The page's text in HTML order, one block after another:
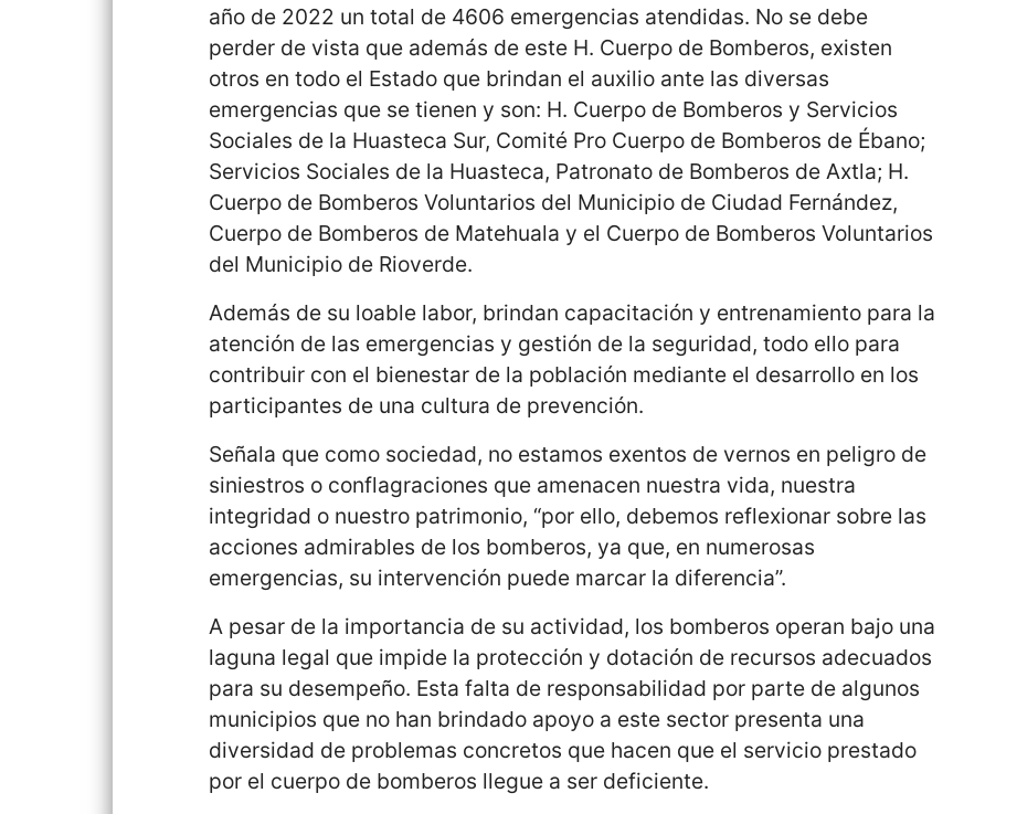
año de 2022 un total de 4606 emergencias atendidas. No se debe
perder de vista que además de este H. Cuerpo de Bomberos, existen
otros en todo el Estado que brindan el auxilio ante las diversas
emergencias que se tienen y son: H. Cuerpo de Bomberos y Servicios
Sociales de la Huasteca Sur, Comité Pro Cuerpo de Bomberos de Ébano;
Servicios Sociales de la Huasteca, Patronato de Bomberos de Axtla; H.
Cuerpo de Bomberos Voluntarios del Municipio de Ciudad Fernández,
Cuerpo de Bomberos de Matehuala y el Cuerpo de Bomberos Voluntarios
del Municipio de Rioverde.
Además de su loable labor, brindan capacitación y entrenamiento para la
atención de las emergencias y gestión de la seguridad, todo ello para
contribuir con el bienestar de la población mediante el desarrollo en los
participantes de una cultura de prevención.
Señala que como sociedad, no estamos exentos de vernos en peligro de
siniestros o conflagraciones que amenacen nuestra vida, nuestra
integridad o nuestro patrimonio, “por ello, debemos reflexionar sobre las
acciones admirables de los bomberos, ya que, en numerosas
emergencias, su intervención puede marcar la diferencia”.
A pesar de la importancia de su actividad, los bomberos operan bajo una
laguna legal que impide la protección y dotación de recursos adecuados
para su desempeño. Esta falta de responsabilidad por parte de algunos
municipios que no han brindado apoyo a este sector presenta una
diversidad de problemas concretos que hacen que el servicio prestado
por el cuerpo de bomberos llegue a ser deficiente.